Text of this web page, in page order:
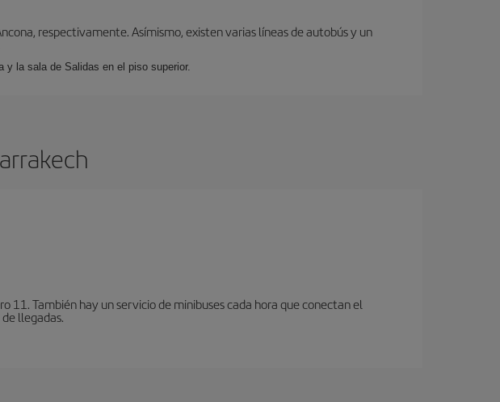
respectivamente. Asímismo, existen varias líneas de autobús y un
y la sala de Salidas en el piso superior.
También hay un servicio de minibuses cada hora que conectan el
llegadas.